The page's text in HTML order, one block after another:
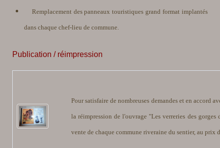
Remplacement des panneaux touristiques grand format implantés
dans chaque chef-lieu de commune.
Publication / réimpression
Pour satisfaire de nombreuses demandes et en accord
la réimpression de l'ouvrage "Les verreries des
vente de chaque commune riveraine du sentier, au prix